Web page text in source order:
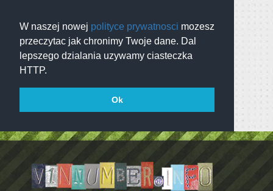
W naszej nowej polityce prywatnosci mozesz
przeczytac jak chronimy Twoje dane. Dal
lepszego dzialania uzywamy ciasteczka
HTTP.
Ok